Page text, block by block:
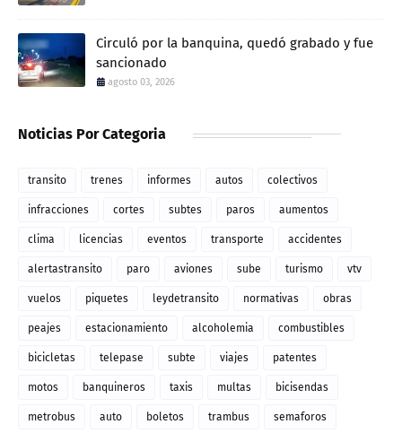
Circuló por la banquina, quedó grabado y fue
sancionado
agosto 03, 2026
Noticias Por Categoria
transito trenes informes autos colectivos
infracciones cortes subtes paros aumentos
clima licencias eventos transporte accidentes
alertastransito paro aviones sube turismo vtv
vuelos piquetes leydetransito normativas obras
peajes estacionamiento alcoholemia combustibles
bicicletas telepase subte viajes patentes
motos banquineros taxis multas bicisendas
metrobus auto boletos trambus semaforos